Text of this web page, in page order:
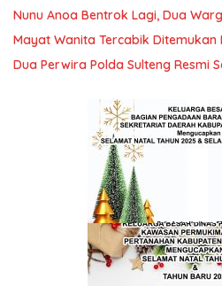
Nunu Anoa Bentrok Lagi, Dua
Mayat Wanita Tercabik Ditemukan
Dua Perwira Polda Sulteng Resmi